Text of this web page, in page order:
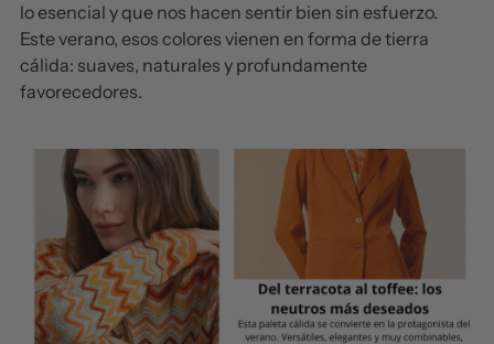
lo esencial y que nos hacen sentir bien sin esfuerzo.
Este verano, esos colores vienen en forma de tierra
cálida: suaves, naturales y profundamente
favorecedores.